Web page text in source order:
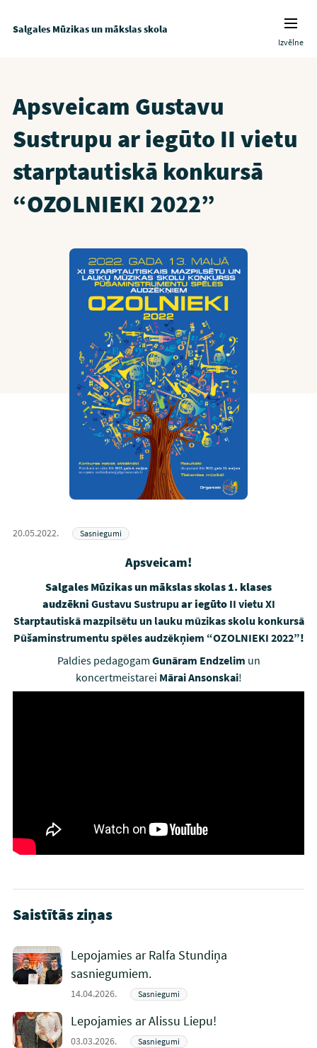
Salgales Mūzikas un mākslas skola
Izvēlne
Apsveicam Gustavu
Sustrupu ar iegūto II vietu
starptautiskā konkursā
“OZOLNIEKI 2022”
20.05.2022. Sasniegumi
Apsveicam!
Salgales Mūzikas un mākslas skolas 1. klases
audzēkni Gustavu Sustrupu ar iegūto II vietu XI
Starptautiskā mazpilsētu un lauku mūzikas skolu konkursā
Pūšaminstrumentu spēles audzēkņiem “OZOLNIEKI 2022”!
Paldies pedagogam Gunāram Endzelim un
koncertmeistarei Mārai Ansonskai!
Saistītās ziņas
Lepojamies ar Ralfa Stundiņa
sasniegumiem.
14.04.2026. Sasniegumi
Lepojamies ar Alissu Liepu!
03.03.2026. Sasniegumi